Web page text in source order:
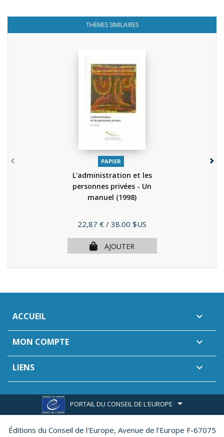
THÈMES SIMILAIRES
PAPIER
L'administration et les
personnes privées - Un
manuel (1998)
Prix
22,87 € / 38.00 $US
AJOUTER
ACCUEIL 
MON COMPTE 
LIENS 
PORTAIL DU CONSEIL DE L'EUROPE
Éditions du Conseil de l'Europe, Avenue de l'Europe F-67075